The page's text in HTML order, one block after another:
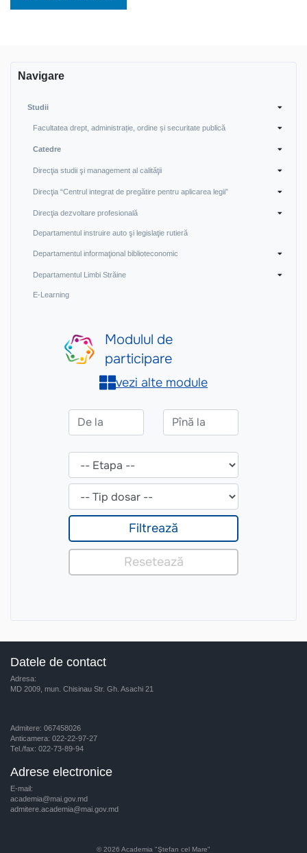
Navigare
Studii
Facultatea drept, administrație, ordine și securitate publică
Catedre
Direcţia studii şi management al calităţii
Direcţia “Centrul integrat de pregătire pentru aplicarea legii”
Direcţia dezvoltare profesională
Departamentul instruire auto şi legislaţie rutieră
Departamentul informaţional biblioteconomic
Departamentul Limbi Străine
E-Learning
Datele de contact
Adresa:
MD 2009, mun. Chisinau Str. Gh. Asachi 21
Admitere: 067458026
Anticamera: 022-22-97-27
Tel./fax: 022-73-89-94
Adrese electronice
E-mail:
academia@mai.gov.md
admitere.academia@mai.gov.md
© 2026 Academia "Ştefan cel Mare"